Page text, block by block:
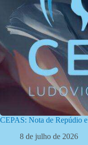
CEPAS: Nota de Repúdio
8 de julho de 2026